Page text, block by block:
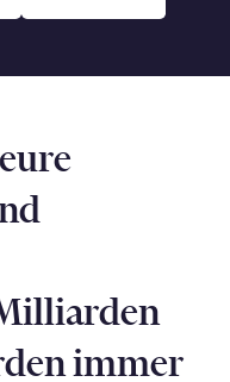
immer